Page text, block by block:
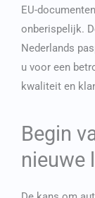
EU-
onberispelijk.
Nederlands
u voor een
kwaliteit en
Begin
nieuwe